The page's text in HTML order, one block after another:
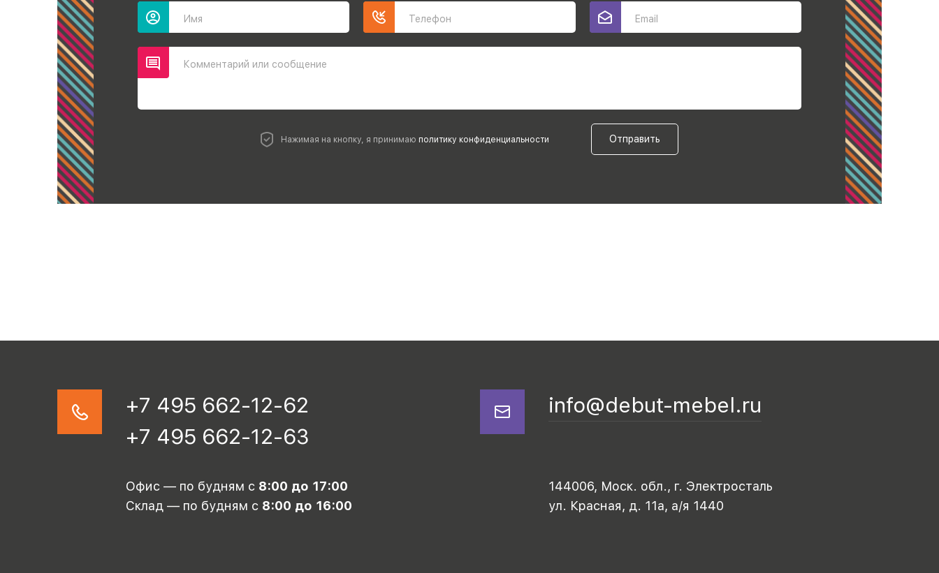
Имя Телефон Email
Комментарий или сообщение
Нажимая на кнопку, я принимаю политику конфиденциальности Отправить
+7 495 662-12-62
+7 495 662-12-63
info@debut-mebel.ru
Офис — по будням с 8:00 до 17:00
Склад — по будням с 8:00 до 16:00
144006, Моск. обл., г. Электросталь
ул. Красная, д. 11а, а/я 1440